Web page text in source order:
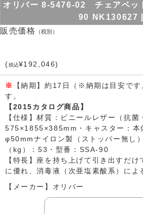
オリバー 8-5476-02 チェアベッ
90 NK130627
販売価格
（税別）
(税込¥192,046)
※
【納期】約17日（※納期は目安で
す。
【2015カタログ商品】
【仕様】材質：ビニールレザー（抗
575×1855×385mm・キャスター：本
φ50mmナイロン製（ストッパー無し
（kg）：53・型番：SSA-90
【特長】座を持ち上げて引き出すだ
に優れ、消毒液（次亜塩素酸系）によ
【メーカー】オリバー